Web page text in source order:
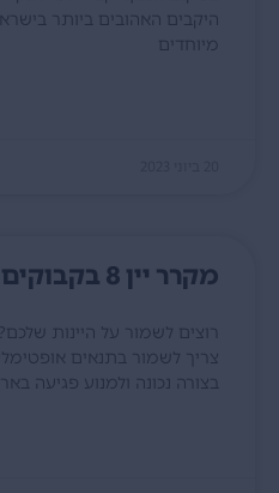
היקבים האהובים ביותר
מיוחדים
מקרר יין 8 בקבוקים
רוצים לשמור על היינות שלכם?
צריך לשמור בתנאים
בצורה נכונה ולמנוע פגיעה